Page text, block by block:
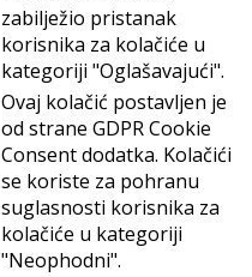
zabilježio pristanak
korisnika za kolačiće u
kategoriji "Oglašavajući".
Ovaj kolačić postavljen je
od strane GDPR Cookie
Consent dodatka. Kolačići
se koriste za pohranu
suglasnosti korisnika za
kolačiće u kategoriji
"Neophodni".